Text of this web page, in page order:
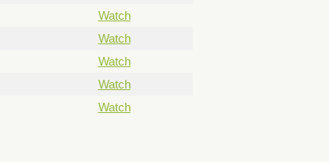
Watch
Watch
Watch
Watch
Watch